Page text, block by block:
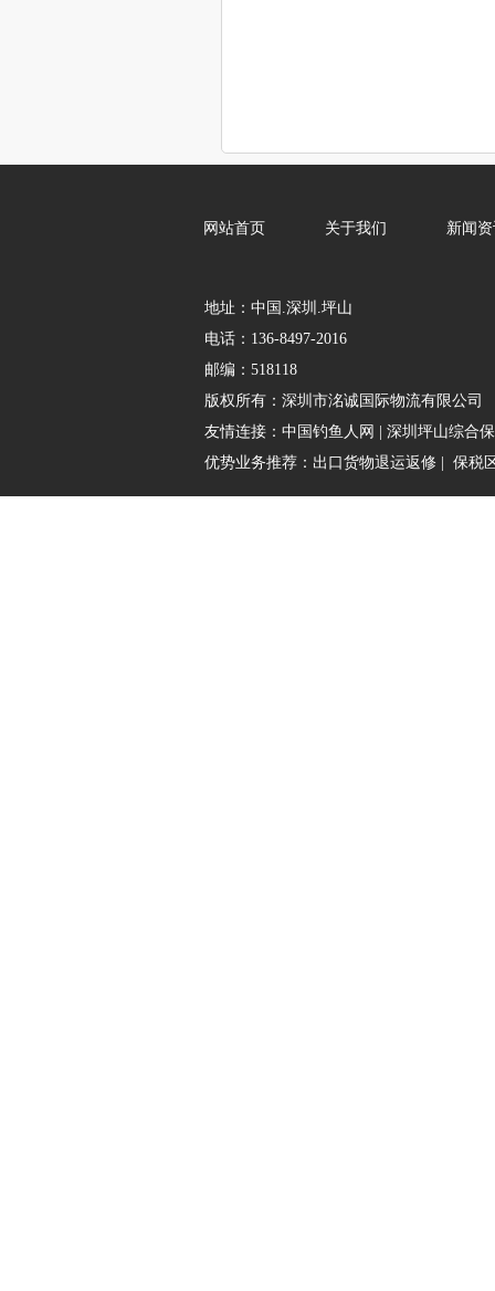
网站首页 关于我们 新闻
地址：中国.深圳.坪山
电话：136-8497-2016
邮编：518118
版权所有： 深圳市洺诚国际物流有限公司
友情连接： 中国钓鱼人网
深圳坪山综合
优势业务推荐： 出口货物退运返修| 保税